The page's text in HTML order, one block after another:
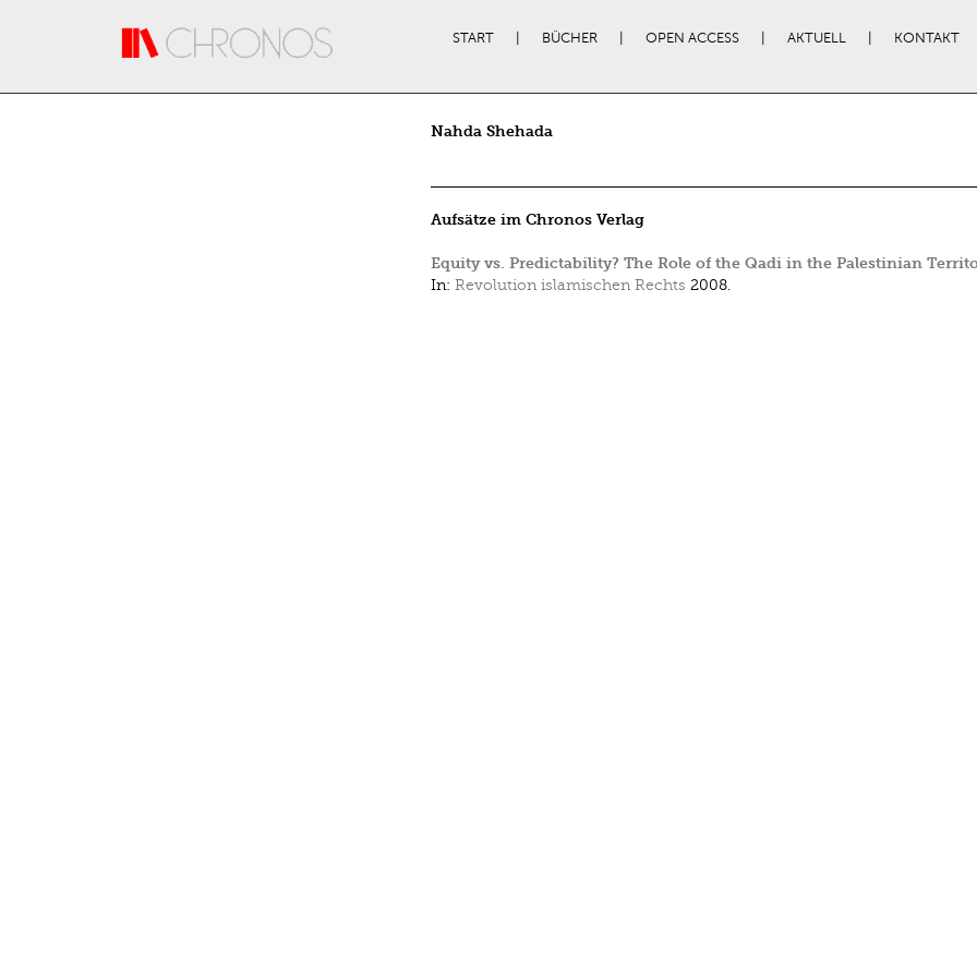
START BÜCHER OPEN ACCESS AKTUELL KONTAKT
Nahda Shehada
Aufsätze im Chronos Verlag
Equity vs. Predictability? The Role of the Qadi in the Palestinian
In: Revolution islamischen Rechts 2008.